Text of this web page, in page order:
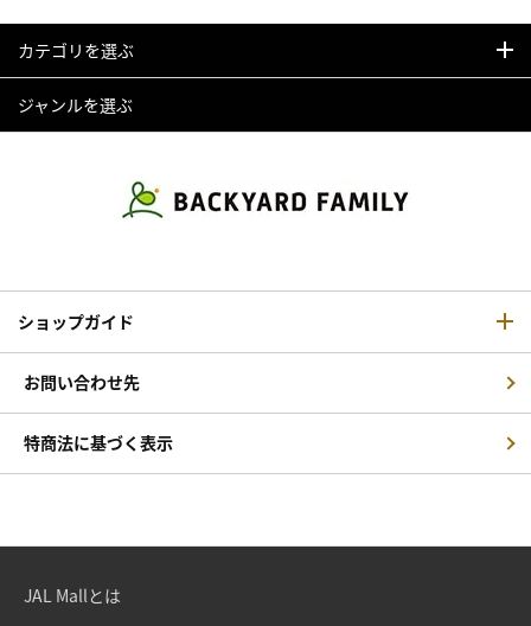
カテゴリを選ぶ
ジャンルを選ぶ
ショップガイド
お問い合わせ先
特商法に基づく表示
JAL Mallとは